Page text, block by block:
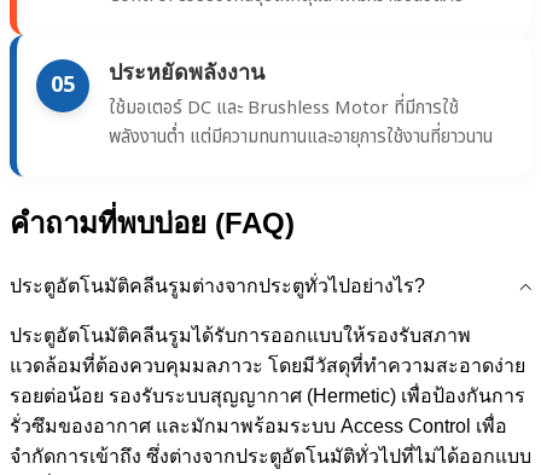
05 ประหยัดพลังงาน
ใช้มอเตอร์ DC และ Brushless Motor ที่มีการใช้
พลังงานต่ำ แต่มีความทนทานและอายุการใช้งานที่ยาวนาน
คำถามที่พบบ่อย (FAQ)
ประตูอัตโนมัติคลีนรูมต่างจากประตูทั่วไปอย่างไร?
ประตูอัตโนมัติคลีนรูมได้รับการออกแบบให้รองรับสภาพ
แวดล้อมที่ต้องควบคุมมลภาวะ โดยมีวัสดุที่ทำความสะอาดง่าย
รอยต่อน้อย รองรับระบบสุญญากาศ (Hermetic) เพื่อป้องกันการ
รั่วซึมของอากาศ และมักมาพร้อมระบบ Access Control เพื่อ
จำกัดการเข้าถึง ซึ่งต่างจากประตูอัตโนมัติทั่วไปที่ไม่ได้ออกแบบ